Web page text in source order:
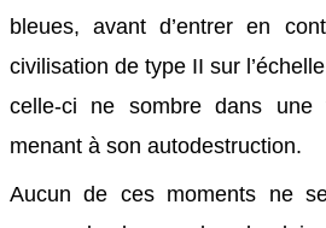
bleues, avant d’entrer en
civilisation de type II sur
celle-ci ne sombre dans une
menant à son autodestruction.
Aucun de ces moments ne